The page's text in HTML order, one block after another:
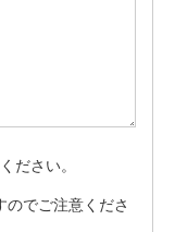
ださい。
のでご注意くださ